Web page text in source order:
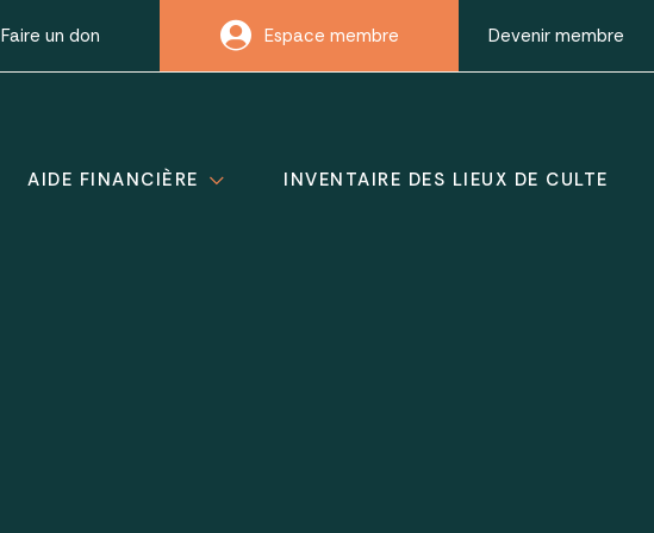
Faire un don Espace membre Devenir membre
AIDE FINANCIÈRE INVENTAIRE DES LIEUX DE CULTE